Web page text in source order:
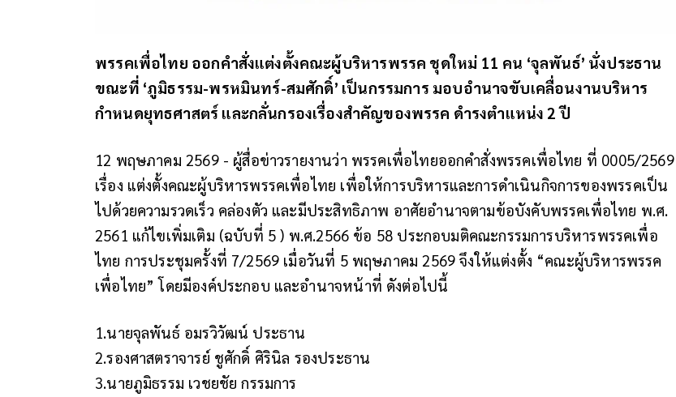
พรรคเพื่อไทย ออกคำสั่งแต่งตั้งคณะผู้บริหารพรรค ชุดใหม่ 11 คน ‘จุลพันธ์’ นั่งประธาน
ขณะที่ ‘ภูมิธรรม-พรหมินทร์-สมศักดิ์’ เป็นกรรมการ มอบอำนาจขับเคลื่อนงานบริหาร
กำหนดยุทธศาสตร์ และกลั่นกรองเรื่องสำคัญของพรรค ดำรงตำแหน่ง 2 ปี
12 พฤษภาคม 2569 - ผู้สื่อข่าวรายงานว่า พรรคเพื่อไทยออกคำสั่งพรรคเพื่อไทย ที่ 0005/2569
เรื่อง แต่งตั้งคณะผู้บริหารพรรคเพื่อไทย เพื่อให้การบริหารและการดำเนินกิจการของพรรคเป็น
ไปด้วยความรวดเร็ว คล่องตัว และมีประสิทธิภาพ อาศัยอำนาจตามข้อบังคับพรรคเพื่อไทย พ.ศ.
2561 แก้ไขเพิ่มเติม (ฉบับที่ 5 ) พ.ศ.2566 ข้อ 58 ประกอบมติคณะกรรมการบริหารพรรคเพื่อ
ไทย การประชุมครั้งที่ 7/2569 เมื่อวันที่ 5 พฤษภาคม 2569 จึงให้แต่งตั้ง “คณะผู้บริหารพรรค
เพื่อไทย” โดยมีองค์ประกอบ และอำนาจหน้าที่ ดังต่อไปนี้
1.นายจุลพันธ์ อมรวิวัฒน์ ประธาน
2.รองศาสตราจารย์ ชูศักดิ์ ศิรินิล รองประธาน
3.นายภูมิธรรม เวชยชัย กรรมการ